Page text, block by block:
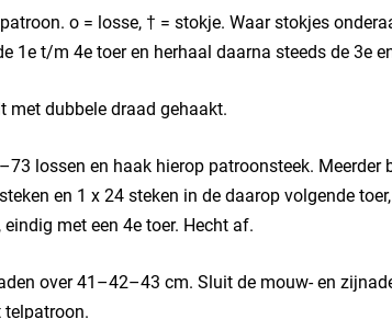
o = losse, † = stokje. Waar stokjes
1e t/m 4e toer en herhaal daarna steeds de 3e
met dubbele draad gehaakt.
lossen en haak hierop patroonsteek. Meerder
en 1 x 24 steken in de daarop volgende
met een 4e toer. Hecht af.
over 41–42–43 cm. Sluit de mouw- en
telpatroon.